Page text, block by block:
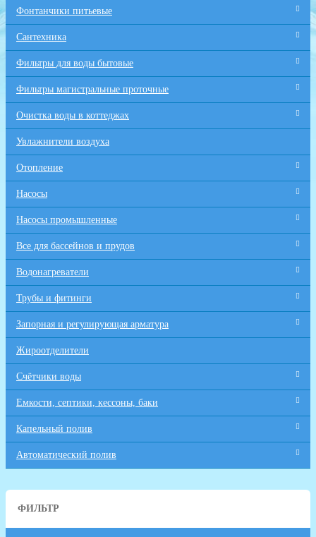
Фонтанчики питьевые
Сантехника
Фильтры для воды бытовые
Фильтры магистральные проточные
Очистка воды в коттеджах
Увлажнители воздуха
Отопление
Насосы
Насосы промышленные
Все для бaссейнов и прудов
Водонагреватели
Трубы и фитинги
Запорная и регулирующая арматура
Жироотделители
Счётчики воды
Емкости, септики, кессоны, баки
Капельный полив
Автоматический полив
ФИЛЬТР